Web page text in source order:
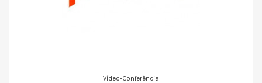
Vídeo-Conferência